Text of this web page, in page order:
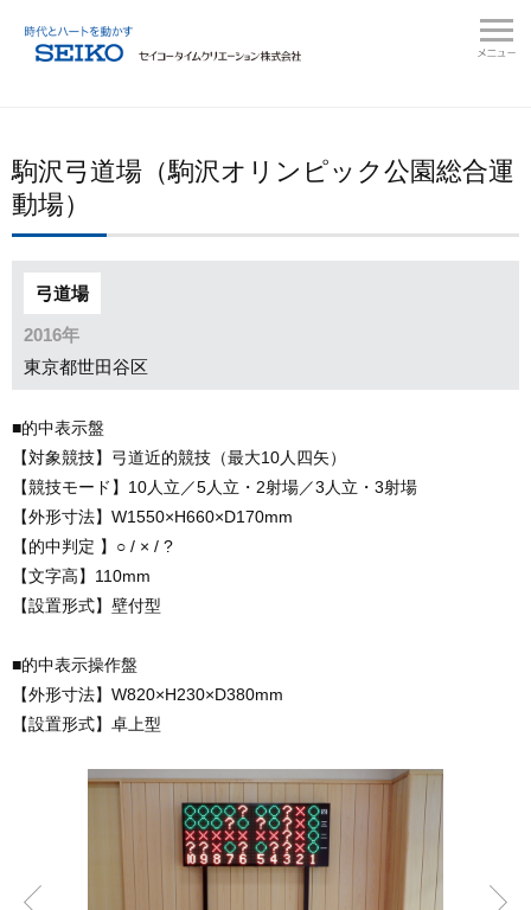
駒沢弓道場（駒沢オリンピック公園総合運
動場）
弓道場
2016年
東京都世田谷区
■的中表示盤
【対象競技】弓道近的競技（最大10人四矢）
【競技モード】10人立／5人立・2射場／3人立・3射場
【外形寸法】W1550×H660×D170mm
【的中判定 】○ / × / ?
【文字高】110mm
【設置形式】壁付型
■的中表示操作盤
【外形寸法】W820×H230×D380mm
【設置形式】卓上型